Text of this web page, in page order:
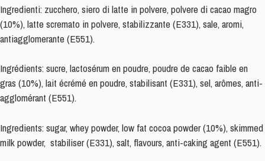
quantità
Ingredienti: zucchero, siero di latte in polvere, polvere di cacao magro
(10%), latte scremato in polvere, stabilizzante (E331), sale, aromi,
antiagglomerante (E551).
Ingrédients: sucre, lactosérum en poudre, poudre de cacao faible en
gras (10%), lait écrémé en poudre, stabilisant (E331), sel, arômes, anti-
agglomérant (E551).
Ingredients: sugar, whey powder, low fat cocoa powder (10%), skimmed
milk powder, stabiliser (E331), salt, flavours, anti-caking agent (E551).